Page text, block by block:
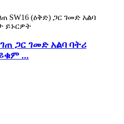
ጋር ገመድ አልባ ባትሪ
...